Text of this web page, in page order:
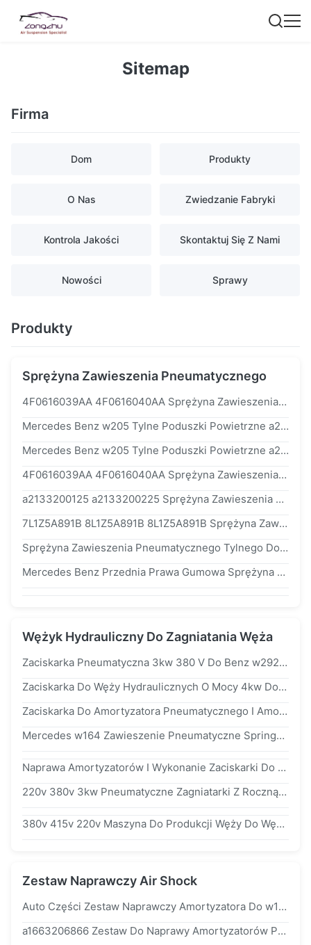
Sitemap
Firma
Dom Produkty
O Nas Zwiedzanie Fabryki
Kontrola Jakości Skontaktuj Się Z Nami
Nowości Sprawy
Produkty
Sprężyna Zawieszenia Pneumatycznego
4F0616039AA 4F0616040AA Sprężyna Zawieszenia Pneumatycznego Do Amortyzatora Audi a6 c6 Przód
Mercedes Benz w205 Tylne Poduszki Powietrzne a2053200725 a2053200825
Mercedes Benz w205 Tylne Poduszki Powietrzne a2053200725 a2053200825
4F0616039AA 4F0616040AA Sprężyna Zawieszenia Pneumatycznego Do Przedniego Amortyzatora Audi a6 c6
a2133200125 a2133200225 Sprężyna Zawieszenia Pneumatycznego Do Mercedesa w213
7L1Z5A891B 8L1Z5A891B 8L1Z5A891B Sprężyna Zawieszenia Pneumatycznego Do Lincoln Navigator Ford Expedition 2007-2012
Sprężyna Zawieszenia Pneumatycznego Tylnego Do Land Rovera Vogue l405 Lewa lr052171
Mercedes Benz Przednia Prawa Gumowa Sprężyna Pneumatyczna Do w166 ML - Klasa / x166 GL - Klasa 1663201413
Wężyk Hydrauliczny Do Zagniatania Węża
Zaciskarka Pneumatyczna 3kw 380 V Do Benz w292 w221
Zaciskarka Do Węży Hydraulicznych O Mocy 4kw Do Układu Zawieszenia Amortyzator Pneumatyczny
Zaciskarka Do Amortyzatora Pneumatycznego I Amortyzatora Pneumatycznego
Mercedes w164 Zawieszenie Pneumatyczne Springs Air Hose Crimper Hydraulic Pipe Crimper
Naprawa Amortyzatorów I Wykonanie Zaciskarki Do Układu Zawieszenia Pneumatycznego Mercedes BMW Audi,
220v 380v 3kw Pneumatyczne Zagniatarki Z Roczną Gwarancją
380v 415v 220v Maszyna Do Produkcji Węży Do Węży Hydraulicznych Określonych Zestaw Umiera
Zestaw Naprawczy Air Shock
Auto Części Zestaw Naprawczy Amortyzatora Do w166 Merceds-Bens w166 a1643201204 a2213201704
a1663206866 Zestaw Do Naprawy Amortyzatorów Pneumatycznych w166 Niski Montaż Gumowy / Auto Spare Parts